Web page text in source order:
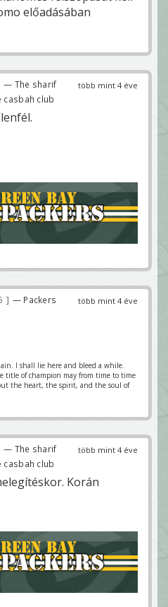
előadásában
több mint 4 éve
— The sharif
casbah club
több mint 4 éve
— Packers
I shall lie here and bleed a while.
title of champion may from time to time
the heart, the spirit, and the soul of
több mint 4 éve
— The sharif
casbah club
Korán